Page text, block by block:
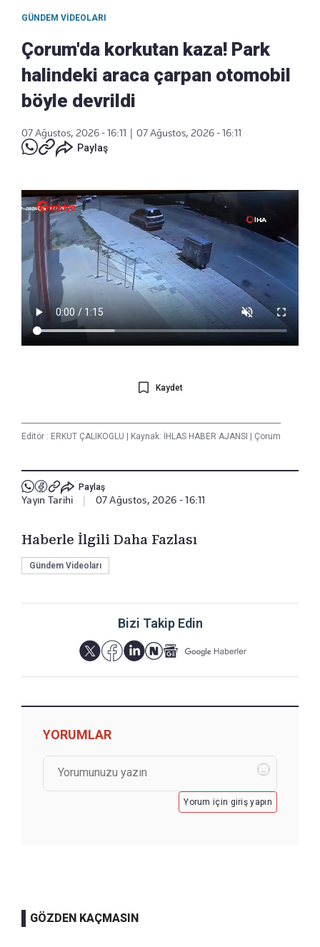
GÜNDEM VIDEOLARI
Çorum'da korkutan kaza! Park
halindeki araca çarpan otomobil
böyle devrildi
07 Ağustos, 2026 - 16:11
07 Ağustos, 2026 - 16:11
Paylaş
Kaydet
Editör : ERKUT ÇALIKOGLU | Kaynak: İHLAS HABER AJANSI | Çorum
Paylaş
Yayın Tarihi 07 Ağustos, 2026 - 16:11
Haberle İlgili Daha Fazlası
Gündem Videoları
Bizi Takip Edin
YORUMLAR
Yorum için giriş yapın
GÖZDEN KAÇMASIN